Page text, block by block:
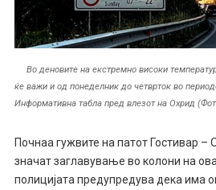
Во деновите на екстремно високи
ќе важи и од понеделник до четврток во
Информативна табла пред влезот на Охрид
Почнаа гужвите на патот Гостивар –
значат заглавување во колони на
полицијата предупредува дека има